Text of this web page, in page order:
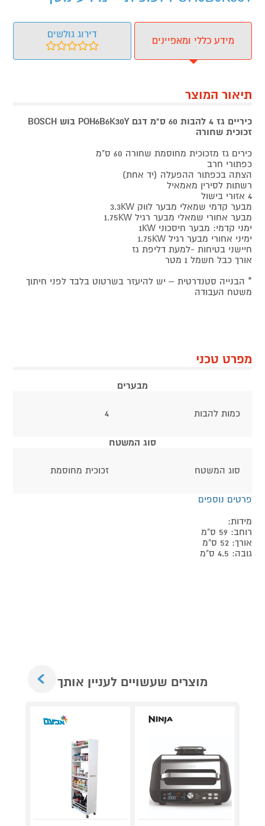
מידע כללי ומאפיינים
דירוג גולשים
תיאור המוצר
כיריים גז 4 להבות 60 ס"מ דגם POH6B6K30Y בוש BOSCH
זכוכית שחורה
כירים גז מזכוכית מחוסמת שחורה 60 ס"מ
כפתורי חרב
הצתה בכפתור ההפעלה (יד אחת)
רשתות לסירין מאמאיל
4 אזורי בישול
מבער קדמי שמאלי מבער לווק 3.3KW
מבער אחורי שמאלי מבער רגיל 1.75KW
ימני קדמי: מבער חיסכוני 1KW
ימיני אחורי מבער רגיל 1.75KW
חיישני בטיחות -למעת דליפת גז
אורך כבל חשמל 1 מטר
* הבנייה סטנדרטית – יש להיעזר בשרטוט בלבד לפני חיתוך
משטח העבודה
מפרט טכני
מבערים
כמות להבות 4
סוג המשטח
סוג המשטח זכוכית מחוסמת
פרטים נוספים
מידות:
רוחב: 59 ס"מ
אורך: 52 ס"מ
גובה: 4.5 ס"מ
מוצרים שעשויים לעניין אותך